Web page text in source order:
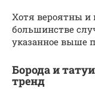
Хотя вероятны и
большинстве
указанное выше
Борода и
тренд